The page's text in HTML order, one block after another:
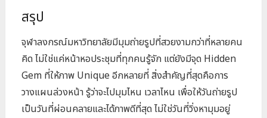
สรุป
จุฬาลงกรณ์มหาวิทยาลัยมีมุมถ่ายรูปที่สวยงามกว่าที่หลายคน
คิด ไม่ใช่แค่หน้าหอประชุมที่ทุกคนรู้จัก แต่ยังมีจุด Hidden
Gem ที่ให้ภาพ Unique อีกหลายที่ สิ่งสำคัญที่สุดคือการ
วางแผนล่วงหน้า รู้ว่าจะไปมุมไหน เวลาไหน เพื่อให้วันถ่ายรูป
เป็นวันที่ผ่อนคลายและได้ภาพดีที่สุด ไม่ใช่วันที่วิ่งหามุมอยู่